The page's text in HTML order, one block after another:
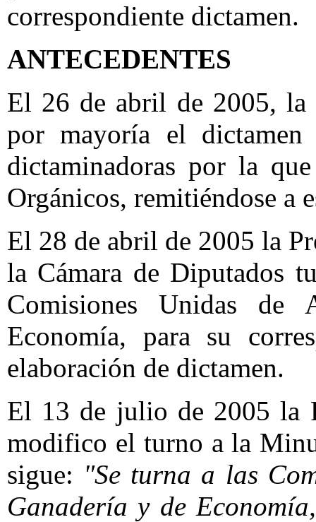
correspondiente dictamen.
ANTECEDENTES
El 26 de abril de 2005, la
por mayoría el dictamen
dictaminadoras por la
Orgánicos, remitiéndose a
El 28 de abril de 2005 la
la Cámara de Diputados
Comisiones Unidas de
Economía, para su
elaboración de dictamen.
El 13 de julio de 2005 la
modifico el turno a la
sigue: "Se turna a las
Ganadería y de